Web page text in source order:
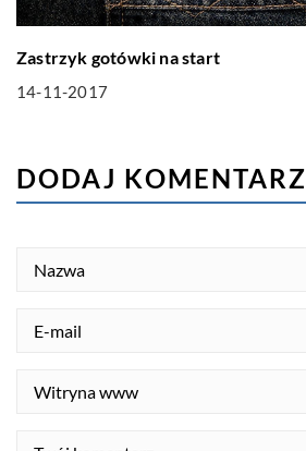
Zastrzyk gotówki na start
14-11-2017
DODAJ KOMENTARZ